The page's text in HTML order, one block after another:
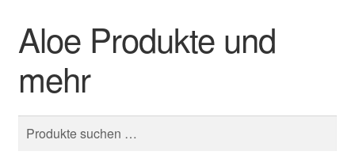
Online Seminare
SHOP
Bücher und Karten
Aloe Produkte und
mehr
Suche
nach: